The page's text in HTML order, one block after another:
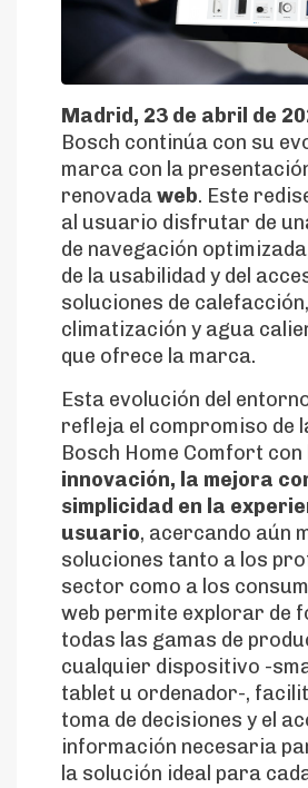
Madrid, 23 de abril de
Bosch continúa con su
marca con la
renovadaweb. Este
al usuario disfrutar de
de navegación
de la usabilidad y del
soluciones de calefacción,
climatización y agua
que ofrece la marca.
Esta evolución del
refleja el compromiso de
Bosch Home Comfort con
innovación, la mejora
simplicidad en la
usuario, acercando aún
soluciones tanto a los
sector como a los
web permite explorar de
todas las gamas de
cualquier dispositivo -
tablet u ordenador-,
toma de decisiones y el
información necesaria
la solución ideal para